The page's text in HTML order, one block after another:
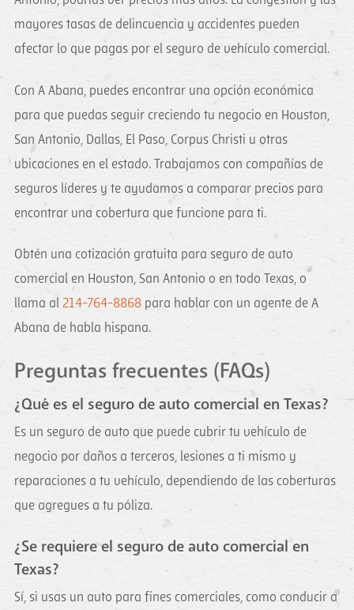
mayores tasas de delincuencia y accidentes pueden
afectar lo que pagas por el seguro de vehículo comercial.
Con A Abana, puedes encontrar una opción económica
para que puedas seguir creciendo tu negocio en Houston,
San Antonio, Dallas, El Paso, Corpus Christi u otras
ubicaciones en el estado. Trabajamos con compañías de
seguros líderes y te ayudamos a comparar precios para
encontrar una cobertura que funcione para ti.
Obtén una cotización gratuita para seguro de auto
comercial en Houston, San Antonio o en todo Texas, o
llama al 214-764-8868para hablar con un agente de A
Abana de habla hispana.
Preguntas frecuentes (FAQs)
¿Qué es el seguro de auto comercial en Texas?
Es un seguro de auto que puede cubrir tu vehículo de
negocio por daños a terceros, lesiones a ti mismo y
reparaciones a tu vehículo, dependiendo de las coberturas
que agregues a tu póliza.
¿Se requiere el seguro de auto comercial en
Texas?
Sí, si usas un auto para fines comerciales, como conducir a